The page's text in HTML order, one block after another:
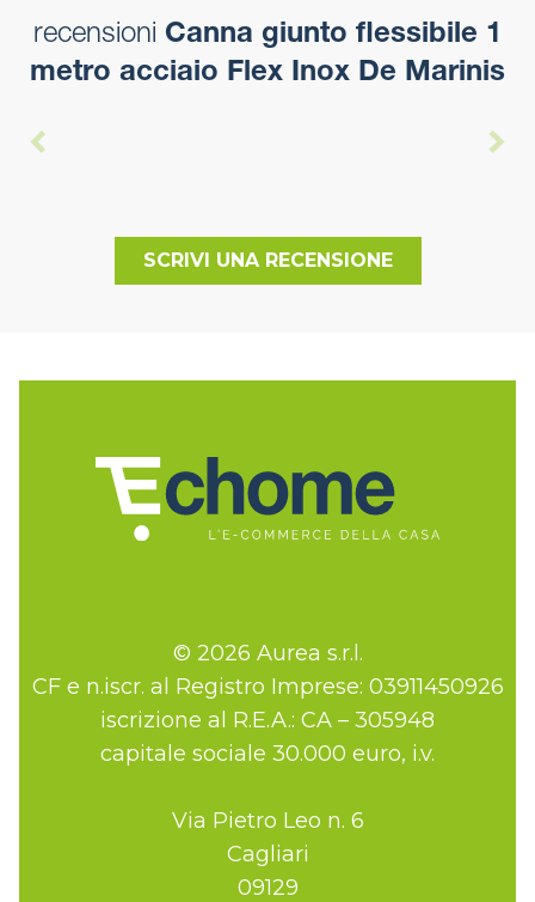
recensioni Canna giunto flessibile 1
metro acciaio Flex Inox De Marinis
SCRIVI UNA RECENSIONE
© 2026 Aurea s.r.l.
CF e n.iscr. al Registro Imprese: 03911450926
iscrizione al R.E.A.: CA – 305948
capitale sociale 30.000 euro, i.v.
Via Pietro Leo n. 6
Cagliari
09129